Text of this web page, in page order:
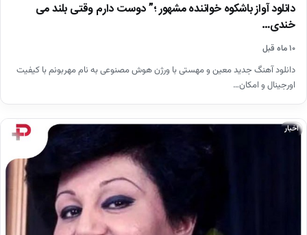
دانلود آواز باشکوه خواننده مشهور ؛” دوست دارم وقتی بلند می
خندی…
۱۰ ماه قبل
دانلود آهنگ جدید معین و مهستی با ورژن هوش مصنوعی به نام مهربونم با کیفیت
اورجینال و امکان…
اخبار